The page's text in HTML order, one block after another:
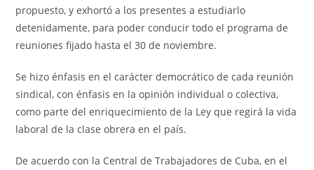
propuesto, y exhortó a los presentes a estudiarlo
detenidamente, para poder conducir todo el programa de
reuniones fijado hasta el 30 de noviembre.
Se hizo énfasis en el carácter democrático de cada reunión
sindical, con énfasis en la opinión individual o colectiva,
como parte del enriquecimiento de la Ley que regirá la vida
laboral de la clase obrera en el país.
De acuerdo con la Central de Trabajadores de Cuba, en el